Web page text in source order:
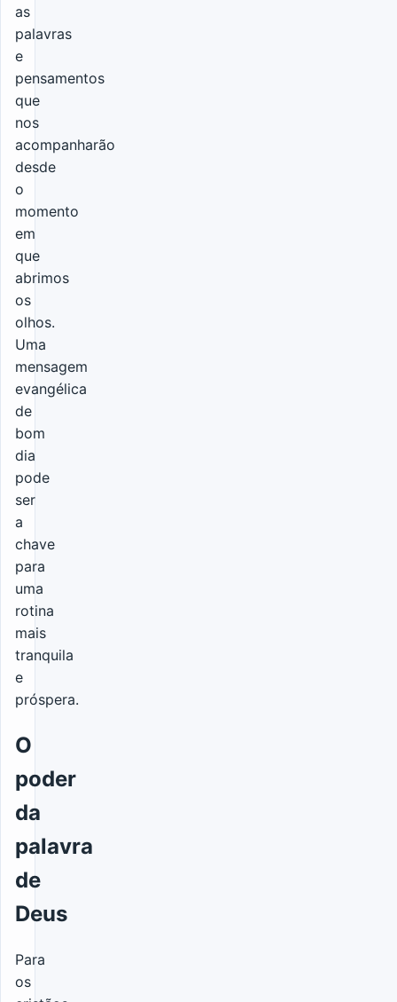
as
palavras
e
pensamentos
que
nos
acompanharão
desde
o
momento
em
que
abrimos
os
olhos.
Uma
mensagem
evangélica
de
bom
dia
pode
ser
a
chave
para
uma
rotina
mais
tranquila
e
próspera.
O
poder
da
palavra
de
Deus
Para
os